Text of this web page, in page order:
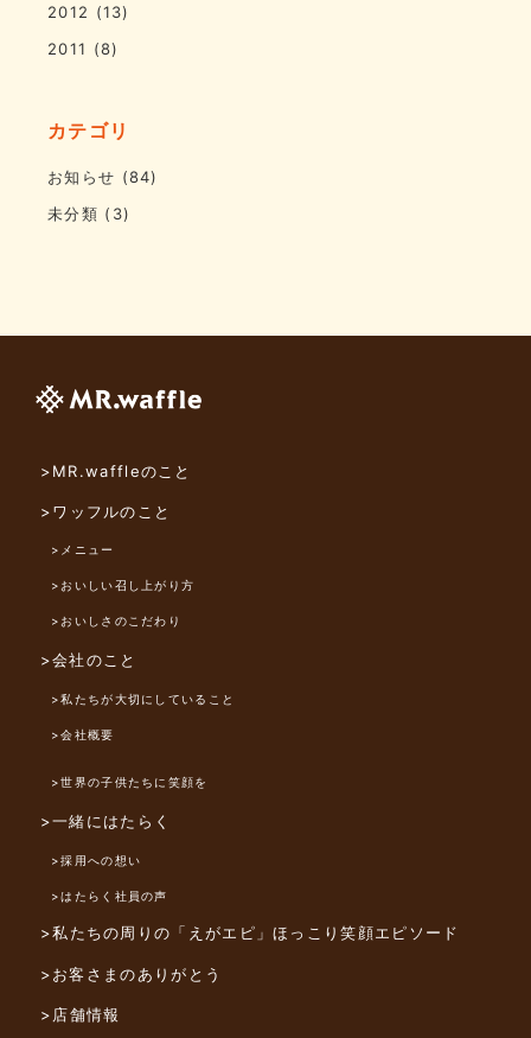
2012 (13)
2011 (8)
カテゴリ
お知らせ (84)
未分類 (3)
>MR.waffleのこと
>ワッフルのこと
>メニュー
>おいしい召し上がり方
>おいしさのこだわり
>会社のこと
>私たちが大切にしていること
>会社概要
>世界の子供たちに笑顔を
>一緒にはたらく
>採用への想い
>はたらく社員の声
>私たちの周りの「えがエピ」ほっこり笑顔エピソード
>お客さまのありがとう
>店舗情報